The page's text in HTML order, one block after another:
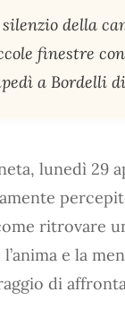
silenzio della
finestre
a Bordelli
lunedì 29
ritrovare
e la
di